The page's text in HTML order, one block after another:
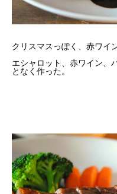
クリスマスっぽく、赤ワイ
エシャロット、赤ワイン、
となく作った。